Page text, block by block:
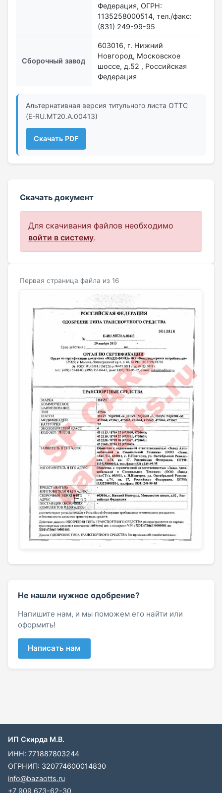
Федерация, ОГРН:
1135258000514, тел./факс:
(831) 249-99-95
Сборочный завод
603016, г. Нижний
Новгород, Московское
шоссе, д.52 , Российская
Федерация
Альтернативная версия титульного листа ОТТС
(E-RU.МТ20.А.00413)
Скачать PDF
Скачать документ
Для скачивания файлов необходимо
войти в систему.
Первая страница файла из 16
Не нашли нужное одобрение?
Напишите нам, и мы поможем его найти или
оформить!
Написать нам
ИП Скирда М.В.
ИНН: 771887803244
ОГРНИП: 320774600014830
info@bazaotts.ru
+7 909 673-62-30